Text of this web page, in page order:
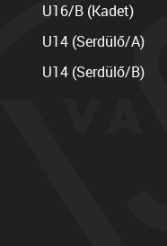
U16/B (Kadet)
U14 (Serdülő/A)
U14 (Serdülő/B)